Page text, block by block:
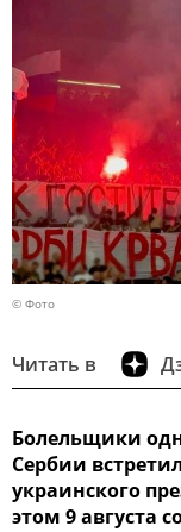
© Фото
Читать в
Болельщики
Сербии
украинского
этом 9 августа